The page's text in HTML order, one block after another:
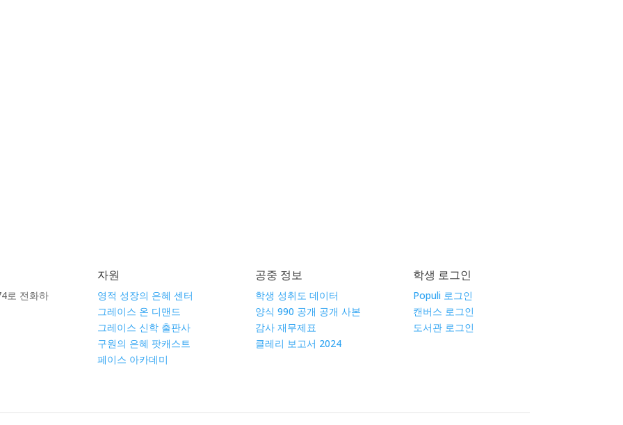
로 전화하
자원
영적 성장의 은혜 센터
그레이스 온 디맨드
그레이스 신학 출판사
구원의 은혜 팟캐스트
페이스 아카데미
공중 정보
학생 성취도 데이터
양식 990 공개 공개 사본
감사 재무제표
클레리 보고서 2024
학생 로그인
Populi 로그인
캔버스 로그인
도서관 로그인